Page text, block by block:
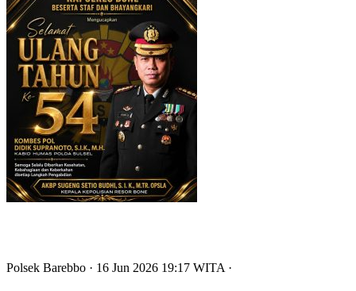
Polsek Barebbo · 16 Jun 2026 19:17 WITA ·